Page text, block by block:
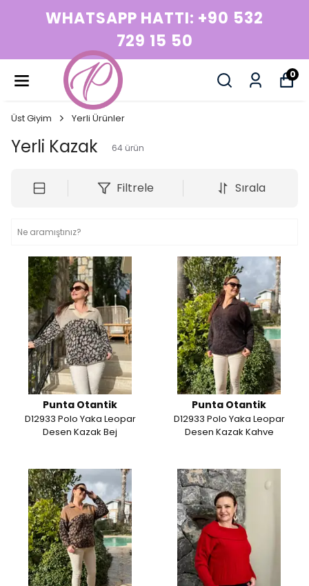
WHATSAPP HATTI: +90 532
729 15 50
0
Üst Giyim Yerli Ürünler
Yerli Kazak 64 ürün
Filtrele Sırala
Punta Otantik
D12933 Polo Yaka Leopar
Desen Kazak Bej
Punta Otantik
D12933 Polo Yaka Leopar
Desen Kazak Kahve